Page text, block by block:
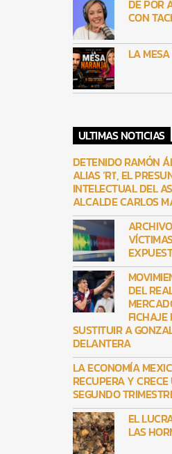
DE POR
CON
LA
ULTIMAS NOTICIAS
DETENIDO RAMÓN
ALIAS ‘R1′, EL
INTELECTUAL DEL
ALCALDE CARLOS
DEL
FICHAJE
SUSTITUIR A
DELANTERA
LA ECONOMÍA
RECUPERA Y
SEGUNDO
EL
LAS